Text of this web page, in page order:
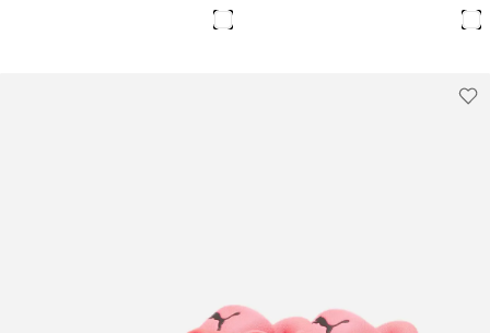
34
בנים